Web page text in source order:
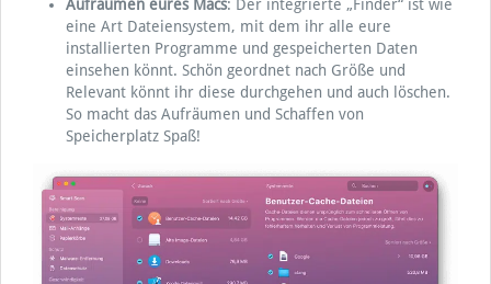
Aufräumen eures Macs: Der integrierte „Finder“ ist wie
eine Art Dateiensystem, mit dem ihr alle eure
installierten Programme und gespeicherten Daten
einsehen könnt. Schön geordnet nach Größe und
Relevant könnt ihr diese durchgehen und auch löschen.
So macht das Aufräumen und Schaffen von
Speicherplatz Spaß!